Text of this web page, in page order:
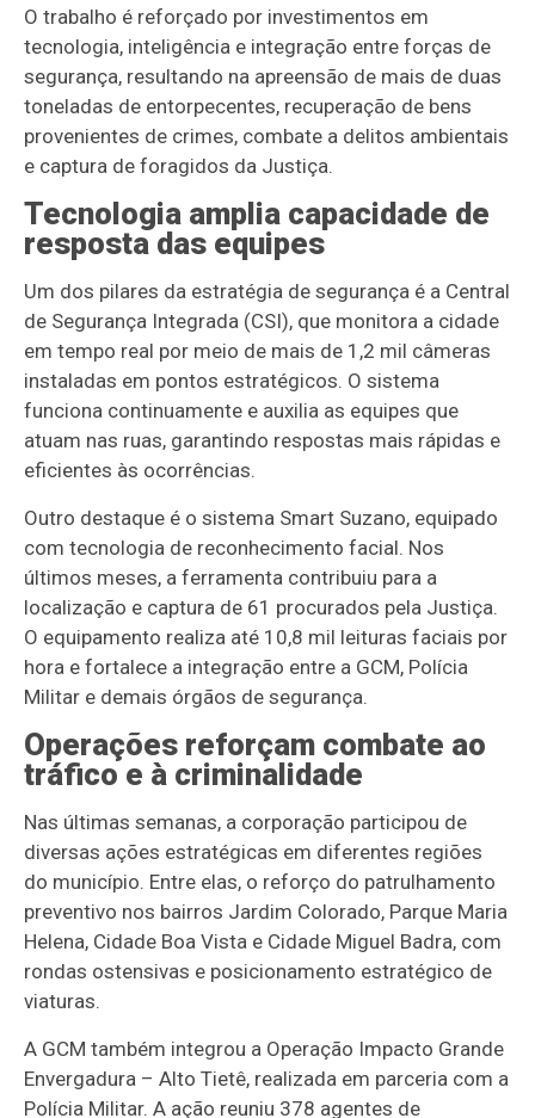
O trabalho é reforçado por investimentos em
tecnologia, inteligência e integração entre forças de
segurança, resultando na apreensão de mais de duas
toneladas de entorpecentes, recuperação de bens
provenientes de crimes, combate a delitos ambientais
e captura de foragidos da Justiça.
Tecnologia amplia capacidade de
resposta das equipes
Um dos pilares da estratégia de segurança é a Central
de Segurança Integrada (CSI), que monitora a cidade
em tempo real por meio de mais de 1,2 mil câmeras
instaladas em pontos estratégicos. O sistema
funciona continuamente e auxilia as equipes que
atuam nas ruas, garantindo respostas mais rápidas e
eficientes às ocorrências.
Outro destaque é o sistema Smart Suzano, equipado
com tecnologia de reconhecimento facial. Nos
últimos meses, a ferramenta contribuiu para a
localização e captura de 61 procurados pela Justiça.
O equipamento realiza até 10,8 mil leituras faciais por
hora e fortalece a integração entre a GCM, Polícia
Militar e demais órgãos de segurança.
Operações reforçam combate ao
tráfico e à criminalidade
Nas últimas semanas, a corporação participou de
diversas ações estratégicas em diferentes regiões
do município. Entre elas, o reforço do patrulhamento
preventivo nos bairros Jardim Colorado, Parque Maria
Helena, Cidade Boa Vista e Cidade Miguel Badra, com
rondas ostensivas e posicionamento estratégico de
viaturas.
A GCM também integrou a Operação Impacto Grande
Envergadura – Alto Tietê, realizada em parceria com a
Polícia Militar. A ação reuniu 378 agentes de